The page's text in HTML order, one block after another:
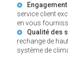
service client
en vous
Qualité des
rechange de
système de